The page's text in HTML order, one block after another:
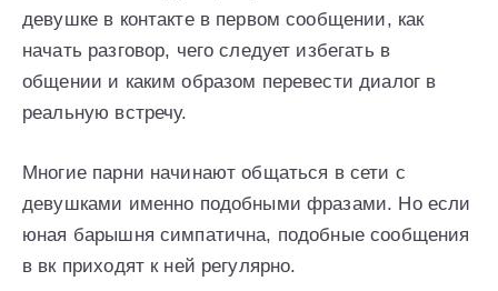
девушке в контакте в первом сообщении, как
начать разговор, чего следует избегать в
общении и каким образом перевести диалог в
реальную встречу.
Многие парни начинают общаться в сети с
девушками именно подобными фразами. Но если
юная барышня симпатична, подобные сообщения
в вк приходят к ней регулярно.